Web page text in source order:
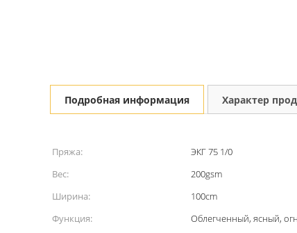
Подробная информация Характер
Пряжа: ЭКГ 75 1/0
Вес:
200gsm
Ширина:
100cm
Функция:
Облегченный, ясный,